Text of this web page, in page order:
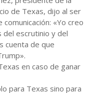
de Texas, dijo al ser
«Yo creo
del escrutinio y del
cuenta de que
en caso de ganar
para Texas sino para